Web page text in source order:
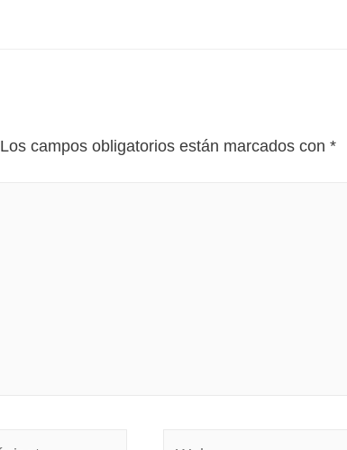
Los campos obligatorios están marcados con *